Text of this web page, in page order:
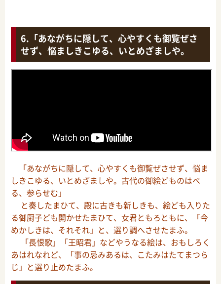
「あながちに隠して、心やすくも御覧ぜさ
せず、悩ましきこゆる、いとめざましや。
「あながちに隠して、心やすくも御覧ぜさせず、悩ま
しきこゆる、いとめざましや。古代の御絵どものはべ
る、参らせむ」
と奏したまひて、殿に古きも新しきも、絵ども入りた
る御厨子ども開かせたまひて、女君ともろともに、「今
めかしきは、それそれ」と、選り調へさせたまふ。
「長恨歌」「王昭君」などやうなる絵は、おもしろく
あはれなれど、「事の忌みあるは、こたみはたてまつら
じ」と選り止めたまふ。